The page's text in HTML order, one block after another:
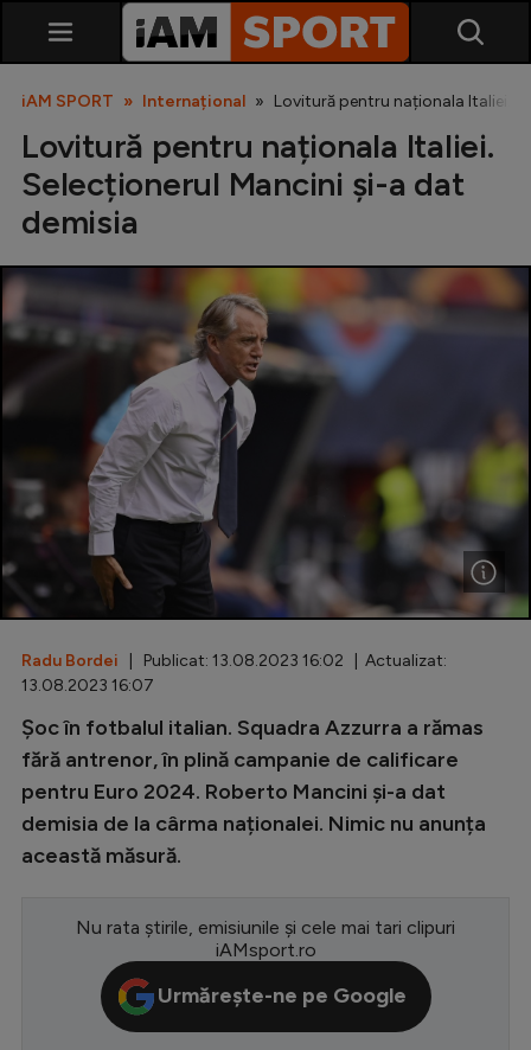
SuperLiga
Liga 2
Cupa României
Echipa Națională
U21
Fotbal feminin
Special
Diverse
Inedit
Champions League
Conference League
CM 2026
Premier League
iAM SPORT Internațional Lovitură pentru naționala Italiei.
Lovitură pentru naționala Italiei.
Selecționerul Mancini și-a dat
demisia
Radu Bordei | Publicat: 13.08.2023 16:02 | Actualizat:
13.08.2023 16:07
Șoc în fotbalul italian. Squadra Azzurra a rămas
fără antrenor, în plină campanie de calificare
pentru Euro 2024. Roberto Mancini și-a dat
demisia de la cârma naționalei. Nimic nu anunța
această măsură.
Nu rata știrile, emisiunile și cele mai tari clipuri
iAMsport.ro
Urmărește-ne pe Google